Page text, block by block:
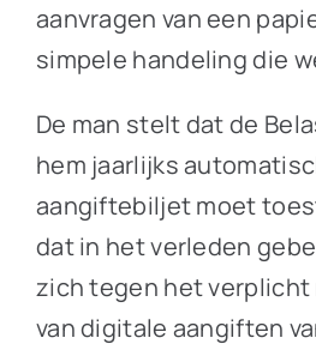
aanvragen van een
simpele handeling die
De man stelt dat de
hem jaarlijks
aangiftebiljet moet
dat in het verleden
zich tegen het verplicht
van digitale aangiften